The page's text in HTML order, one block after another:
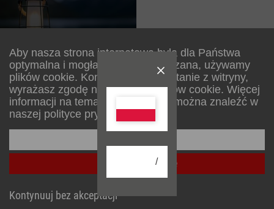
Aby nasza strona internetowa była dla Państwa
optymalna i mogła być stale ulepszana, używamy
plików cookie. Kontynuując korzystanie z witryny,
wyrażasz zgodę na używanie plików cookie. Więcej
informacji na temat plików cookie można znaleźć w
naszej polityce prywatności.
Przyjmij wszystkie
Kontynuuj bez akceptacji
/
Światło na
kempingu
Hugo Brennenstuhl GmbH & Co Kommanditgesellschaft
Seestraße 1-3